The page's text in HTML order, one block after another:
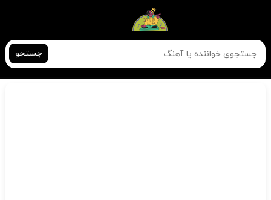
جستجو